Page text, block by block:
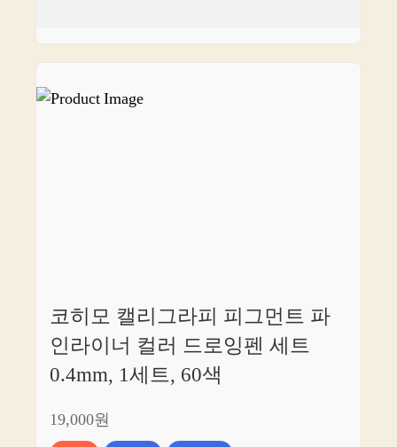
코히모 캘리그라피 피그먼트 파
인라이너 컬러 드로잉펜 세트
0.4mm, 1세트, 60색
19,000원